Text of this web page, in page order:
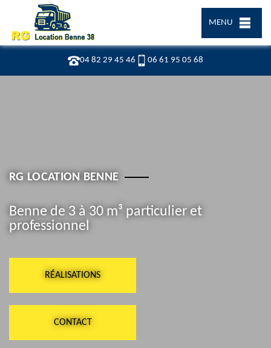
04 82 29 45 46 06 61 95 05 68
MENU
RG LOCATION BENNE
Benne de 3 à 30 m³ particulier et
professionnel
RÉALISATIONS
CONTACT